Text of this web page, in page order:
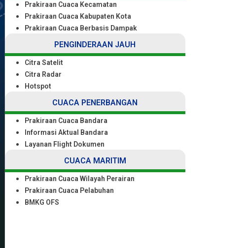
Prakiraan Cuaca Kecamatan
Prakiraan Cuaca Kabupaten Kota
Prakiraan Cuaca Berbasis Dampak
PENGINDERAAN JAUH
Citra Satelit
Citra Radar
Hotspot
CUACA PENERBANGAN
Prakiraan Cuaca Bandara
Informasi Aktual Bandara
Layanan Flight Dokumen
CUACA MARITIM
Prakiraan Cuaca Wilayah Perairan
Prakiraan Cuaca Pelabuhan
BMKG OFS